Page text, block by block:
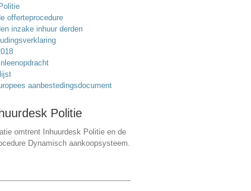
offerteprocedure
inzake inhuur derden
aanbestedingsdocument
Politie
omtrent Inhuurdesk Politie en de
Dynamisch aankoopsysteem.